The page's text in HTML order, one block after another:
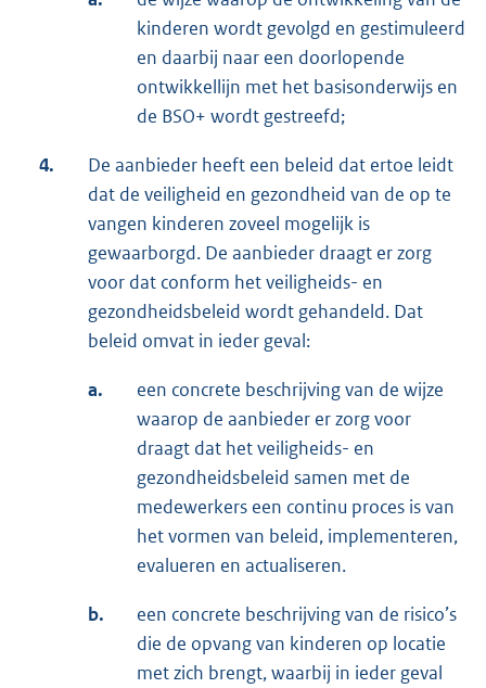
kinderen wordt gevolgd en gestimuleerd
en daarbij naar een doorlopende
ontwikkellijn met het basisonderwijs en
de BSO+ wordt gestreefd;
4.
De aanbieder heeft een beleid dat ertoe leidt
dat de veiligheid en gezondheid van de op te
vangen kinderen zoveel mogelijk is
gewaarborgd. De aanbieder draagt er zorg
voor dat conform het veiligheids- en
gezondheidsbeleid wordt gehandeld. Dat
beleid omvat in ieder geval:
a.
een concrete beschrijving van de wijze
waarop de aanbieder er zorg voor
draagt dat het veiligheids- en
gezondheidsbeleid samen met de
medewerkers een continu proces is van
het vormen van beleid, implementeren,
evalueren en actualiseren.
b.
een concrete beschrijving van de risico’s
die de opvang van kinderen op locatie
met zich brengt, waarbij in ieder geval